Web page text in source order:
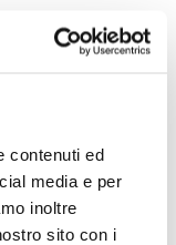
contenuti ed
media e per
inoltre
sito con i